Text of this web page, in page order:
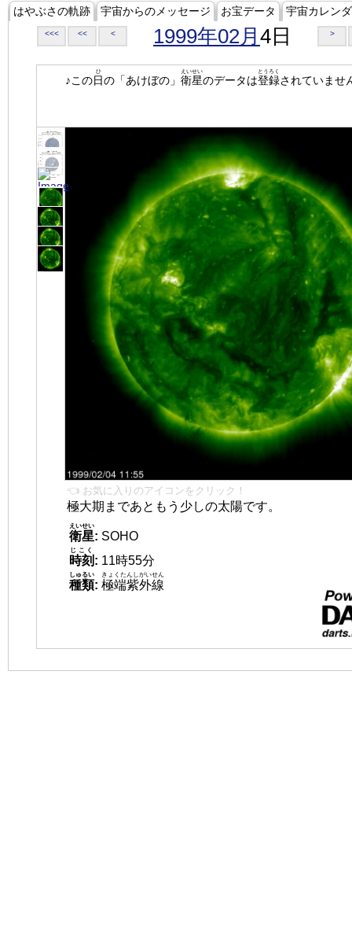
はやぶさの軌跡 宇宙からのメッセージ お宝データ 宇宙カレン
<<< << < 1999年02月 4日 >
♪この日
ひ
の「あけぼの」 衛星
えいせい
のデータは登録
とうろく
されていませ
👈 お気に入りのアイコンをクリック！
極大期まであともう少しの太陽です。
衛星
えいせい
: SOHO
時刻
じこく
: 11時55分
種類
しゅるい
: 極端紫外線
きょくたんしがいせん